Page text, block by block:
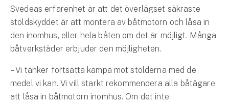
Släpvagnsförsäkring
Drönarförsäkring
För förmedlare
Gruppförsäkringar
Kommunolycksfall
Svedeas erfarenhet är att det överlägset säkraste
stöldskyddet är att montera av båtmotorn och låsa in
den inomhus, eller hela båten om det är möjligt. Många
båtverkstäder erbjuder den möjligheten.
– Vi tänker fortsätta kämpa mot stölderna med de
medel vi kan. Vi vill starkt rekommendera alla båtägare
att låsa in båtmotorn inomhus. Om det inte